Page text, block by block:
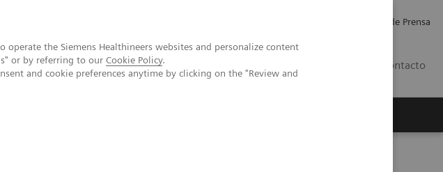
the Siemens Healthineers websites and personalize content
or by referring to our Cookie Policy.
and cookie preferences anytime by clicking on the "Review and
Comunicados de Prensa
Contacto